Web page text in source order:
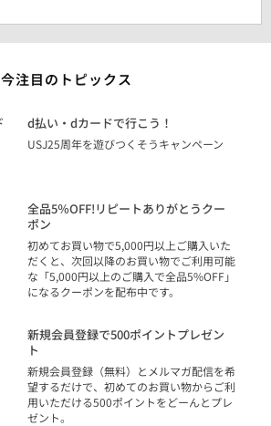
今注目のトピックス
d払い・dカードで行こう！
USJ25周年を遊びつくそうキャンペーン
全品5％OFF!リピートありがとうクー
ポン
初めてお買い物で5,000円以上ご購入いた
だくと、次回以降のお買い物でご利用可能
な「5,000円以上のご購入で全品5%OFF」
になるクーポンを配布中です。
新規会員登録で500ポイントプレゼン
ト
新規会員登録（無料）とメルマガ配信を希
望するだけで、初めてのお買い物からご利
用いただける500ポイントをどーんとプレ
ゼント。